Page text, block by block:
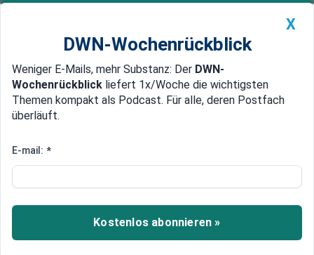
Newsticker MEIN DWN: Geldanlage Premium
Edelmetalle DWN-Magazin China
Von Wien nach Prag
Österreich: Erste Bank prüft
Umzug nach Tschechien
Die Erste Bank plant den Umzug ihrer
X
DWN-Wochenrückblick
Weniger E-Mails, mehr Substanz: Der DWN-
Wochenrückblick liefert 1x/Woche die wichtigsten
Themen kompakt als Podcast. Für alle, deren Postfach
überläuft.
E-mail: *
Kostenlos abonnieren »